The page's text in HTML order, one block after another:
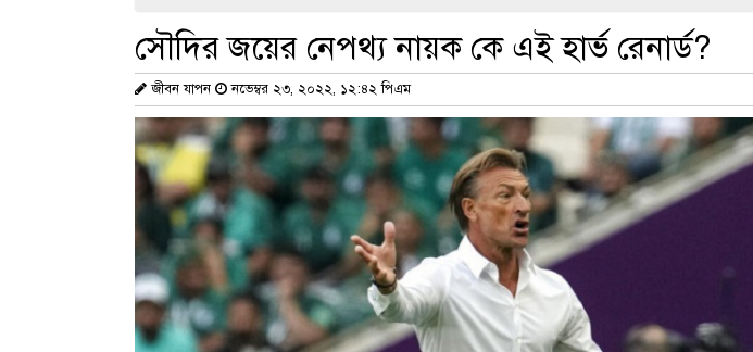
সৌদির জয়ের নেপথ্য নায়ক কে এই হার্ভ রেনার্ড?
জীবন যাপন নভেম্বর ২৩, ২০২২, ১২:৪২ পিএম